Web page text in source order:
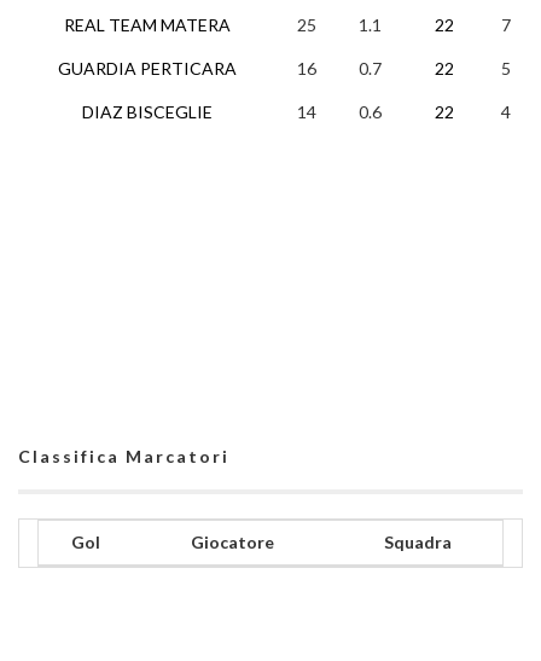
REAL TEAM MATERA
GUARDIA PERTICARA
DIAZ BISCEGLIE
25 1.1 22 7
16 0.7 22 5
14 0.6 22 4
Classifica Marcatori
Gol Giocatore Squadra